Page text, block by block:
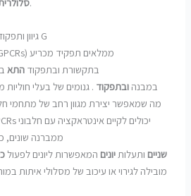
גיוון ותפקוד של קולטנים מצמדים לחלבון G
בתקשורת ובתפקוד התא
במבנה ובתפקוד . גנומים של בעלי
ממברנה שונים,
שניים ותעלותיונים המאפשרות ליונים לפעול
מובילה לגירוי או עיכוב של מסלולי איתות